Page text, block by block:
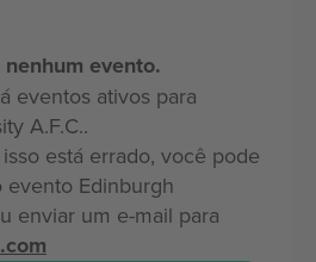
evento.
eventos ativos para
A.F.C..
está errado, você pode
Edinburgh
enviar um e-mail para